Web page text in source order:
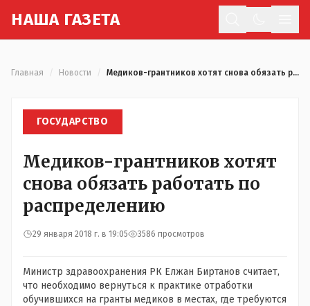
НАША ГАЗЕТА
Главная Новости Медиков-грантников хотят снова обязать работать по распределению
ГОСУДАРСТВО
Медиков-грантников хотят
снова обязать работать по
распределению
29 января 2018 г. в 19:05 3586 просмотров
Министр здравоохранения РК Елжан Биртанов считает,
что необходимо вернуться к практике отработки
обучившихся на гранты медиков в местах, где требуются